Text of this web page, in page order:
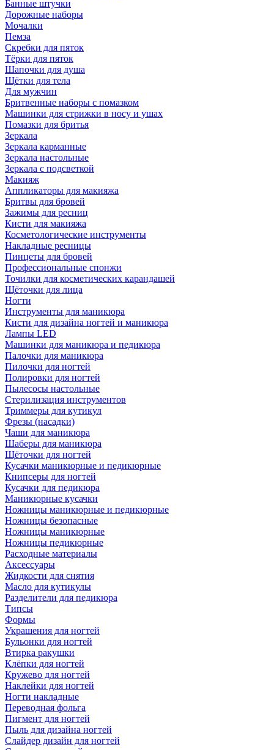
Банные штучки
Дорожные наборы
Мочалки
Пемза
Скребки для пяток
Тёрки для пяток
Шапочки для душа
Щётки для тела
Для мужчин
Бритвенные наборы с помазком
Машинки для стрижки в носу и ушах
Помазки для бритья
Зеркала
Зеркала карманные
Зеркала настольные
Зеркала с подсветкой
Макияж
Аппликаторы для макияжа
Бритвы для бровей
Зажимы для ресниц
Кисти для макияжа
Косметологические инструменты
Накладные ресницы
Пинцеты для бровей
Профессиональные спонжи
Точилки для косметических карандашей
Щёточки для лица
Ногти
Инструменты для маникюра
Кисти для дизайна ногтей и маникюра
Лампы LED
Машинки для маникюра и педикюра
Палочки для маникюра
Пилочки для ногтей
Полировки для ногтей
Пылесосы настольные
Стерилизация инструментов
Триммеры для кутикул
Фрезы (насадки)
Чаши для маникюра
Шаберы для маникюра
Щёточки для ногтей
Кусачки маникюрные и педикюрные
Книпсеры для ногтей
Кусачки для педикюра
Маникюрные кусачки
Ножницы маникюрные и педикюрные
Ножницы безопасные
Ножницы маникюрные
Ножницы педикюрные
Расходные материалы
Аксессуары
Жидкости для снятия
Масло для кутикулы
Разделители для педикюра
Типсы
Формы
Украшения для ногтей
Бульонки для ногтей
Втирка ракушки
Клёпки для ногтей
Кружево для ногтей
Наклейки для ногтей
Ногти накладные
Переводная фольга
Пигмент для ногтей
Пыль для дизайна ногтей
Слайдер дизайн для ногтей